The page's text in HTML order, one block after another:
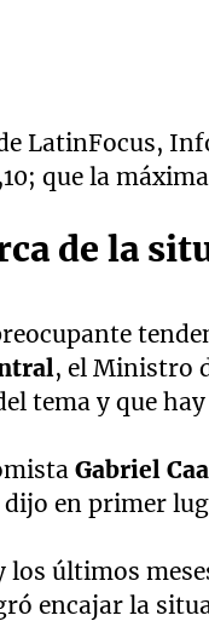
LatinFocus,
que la
de la
, el Ministro
tema y que
Gabriel
en primer
los últimos
encajar la